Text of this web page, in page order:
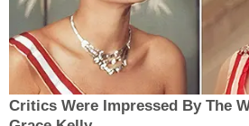
Critics Were Impressed By The